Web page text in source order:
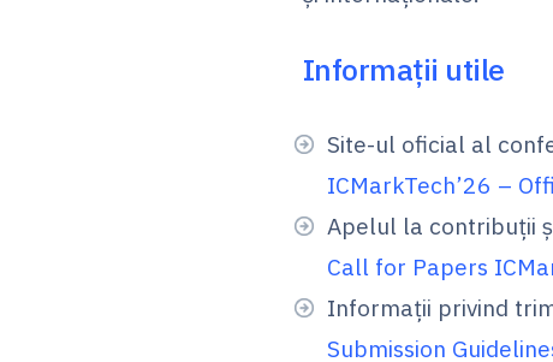
Informații utile
Site-ul oficial al
ICMarkTech’26 –
Apelul la contribuții
Call for Papers
Informații privind
Submission